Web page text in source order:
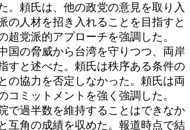
。頼氏は、他の政党の意見を取り入
の人材を招き入れることを目指すと
超党派的アプローチを強調した。
国の脅威から台湾を守りつつ、両岸
すと述べた。頼氏は秩序ある条件の
の協力を否定しなかった。頼氏は両
コミットメントを強く強調した。
で過半数を維持することはできなか
互角の成績を収めた。報道時点で結